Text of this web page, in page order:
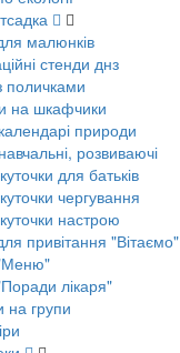
малюнків
стенди днз
поличками
на шкафчики
природи
розвиваючі
для батьків
чергування
настрою
привітання "Вітаємо"
лікаря"
на групи